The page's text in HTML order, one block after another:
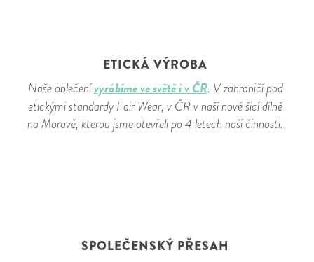
ETICKÁ VÝROBA
Naše oblečenívyrábíme ve světě i v ČR. V zahraničí pod
etickými standardy Fair Wear, v ČR v naší nové šicí dílně
na Moravě, kterou jsme otevřeli po 4 letech naší činnosti.
SPOLEČENSKÝ PŘESAH